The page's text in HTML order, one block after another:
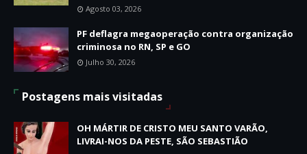
Agosto 03, 2026
PF deflagra megaoperação contra organização
criminosa no RN, SP e GO
Julho 30, 2026
Postagens mais visitadas
OH MÁRTIR DE CRISTO MEU SANTO VARÃO,
LIVRAI-NOS DA PESTE, SÃO SEBASTIÃO